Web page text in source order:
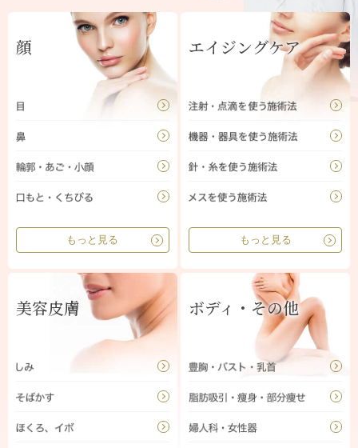
顔
もっと見る
エイジングケア
もっと見る
美容皮膚 ボディ・その他